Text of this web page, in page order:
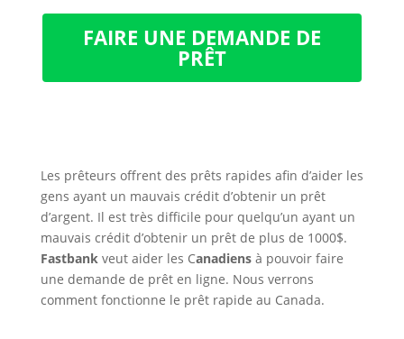
FAIRE UNE DEMANDE DE
PRÊT
Les prêteurs offrent des prêts rapides afin d’aider les
gens ayant un mauvais crédit d’obtenir un prêt
d’argent. Il est très difficile pour quelqu’un ayant un
mauvais crédit d’obtenir un prêt de plus de 1000$.
Fastbank veut aider les Canadiensà pouvoir faire
une demande de prêt en ligne. Nous verrons
comment fonctionne le prêt rapide au Canada.